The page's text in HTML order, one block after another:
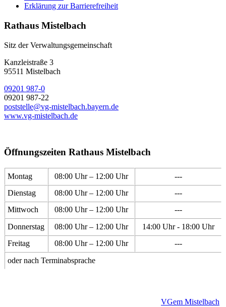
Erklärung zur Barrierefreiheit
Rathaus Mistelbach
Sitz der Verwaltungsgemeinschaft
Kanzleistraße 3
95511 Mistelbach
09201 987-0
09201 987-22
poststelle@vg-mistelbach.bayern.de
www.vg-mistelbach.de
Öffnungszeiten Rathaus Mistelbach
Montag 08:00 Uhr – 12:00 Uhr
---
Dienstag
08:00 Uhr – 12:00 Uhr
---
Mittwoch
08:00 Uhr – 12:00 Uhr
---
Donnerstag
08:00 Uhr – 12:00 Uhr
14:00 Uhr - 18:00 Uhr
Freitag
08:00 Uhr – 12:00 Uhr
---
oder nach Terminabsprache
VGem Mistelbach